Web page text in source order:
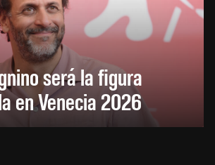
será la figura
en Venecia 2026